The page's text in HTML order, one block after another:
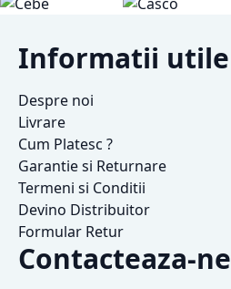
Informatii utile
Despre noi
Livrare
Cum Platesc ?
Garantie si Returnare
Termeni si Conditii
Devino Distribuitor
Formular Retur
Contacteaza-ne